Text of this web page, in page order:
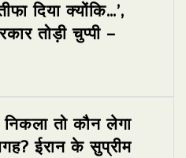
दिया क्योंकि…’,
तोड़ी चुप्पी –
तो कौन लेगा
ईरान के सुप्रीम